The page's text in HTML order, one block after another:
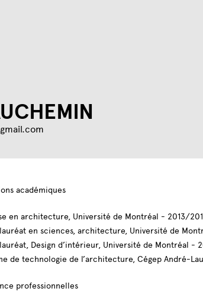
académiques
en architecture, Université de Montréal - 2013/
en sciences, architecture, Université de
Design d’intérieur, Université de Montréal -
de technologie de l’architecture, Cégep André-
professionnelles